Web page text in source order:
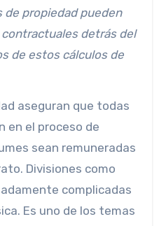
de propiedad pueden
detrás del
de estos cálculos de
aseguran que todas
en el proceso de
sean remuneradas
Divisiones como
complicadas
Es uno de los temas